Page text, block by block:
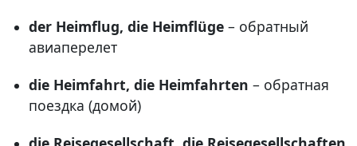
der Heimflug, die Heimflüge – обратный
авиаперелет
die Heimfahrt, die Heimfahrten – обратная
поездка (домой)